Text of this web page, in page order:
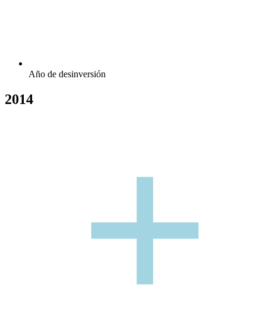
Año de desinversión
2014 +